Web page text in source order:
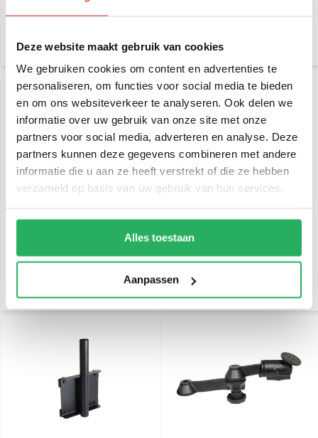
Deze website maakt gebruik van cookies
We gebruiken cookies om content en advertenties te
personaliseren, om functies voor social media te bieden
en om ons websiteverkeer te analyseren. Ook delen we
informatie over uw gebruik van onze site met onze
partners voor social media, adverteren en analyse. Deze
partners kunnen deze gegevens combineren met andere
informatie die u aan ze heeft verstrekt of die ze hebben
verzameld op basis van uw gebruik van hun services.
Alles toestaan
Aanpassen
€ 44,95Incl. btw
€ 65,95Incl. btw